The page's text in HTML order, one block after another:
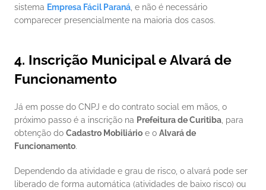
sistema Empresa Fácil Paraná, e não é necessário
comparecer presencialmente na maioria dos casos.
4. Inscrição Municipal e Alvará de
Funcionamento
Já em posse do CNPJ e do contrato social em mãos, o
próximo passo é a inscrição na Prefeitura de Curitiba, para
obtenção do Cadastro Mobiliário e o Alvará de
Funcionamento.
Dependendo da atividade e grau de risco, o alvará pode ser
liberado de forma automática (atividades de baixo risco) ou